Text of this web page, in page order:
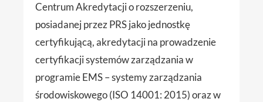
Centrum Akredytacji o rozszerzeniu,
posiadanej przez PRS jako jednostkę
certyfikującą, akredytacji na prowadzenie
certyfikacji systemów zarządzania w
programie EMS – systemy zarządzania
środowiskowego (ISO 14001: 2015) oraz w